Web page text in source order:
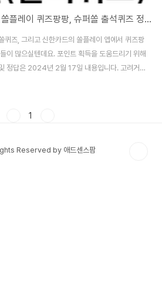
신한 쏠뱅크 쏠야구 쏠퀴즈, 쏠플레이 퀴즈팡팡, 슈퍼쏠 출석퀴즈 정답 2월 17일
퀴즈, 그리고 신한카드의 쏠플레이 앱에서 퀴즈팡
이 많으실텐데요. 포인트 획득을 도움드리기 위해
정답은 2024년 2월 17일 내용입니다. 고려거란
목차 신한 쏠뱅크 쏠야구(쏠퀴즈) 2월 17일 문제
1
Reserved by 애드센스팜